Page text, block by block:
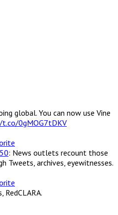
global. You can now use Vine
0gMOG7tDKV
: News outlets recount those
Tweets, archives, eyewitnesses.
RedCLARA.